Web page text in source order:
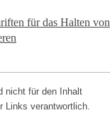
für das Halten von
nicht für den Inhalt
Links verantwortlich.